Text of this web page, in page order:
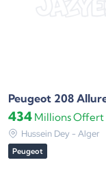
434 MillionsOffert
Hussein Dey - Alger
Peugeot